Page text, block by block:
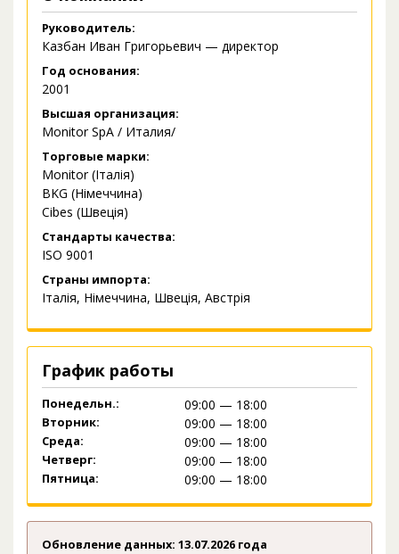
Руководитель:
Казбан Иван Григорьевич — директор
Год основания:
2001
Высшая организация:
Monitor SpA / Италия/
Торговые марки:
Monitor (Італія)
BKG (Німеччина)
Cibes (Швеція)
Стандарты качества:
ISO 9001
Страны импорта:
Італія, Німеччина, Швеція, Австрія
График работы
Понедельн.: 09:00 — 18:00
Вторник: 09:00 — 18:00
Среда: 09:00 — 18:00
Четверг: 09:00 — 18:00
Пятница: 09:00 — 18:00
Обновление данных: 13.07.2026 года